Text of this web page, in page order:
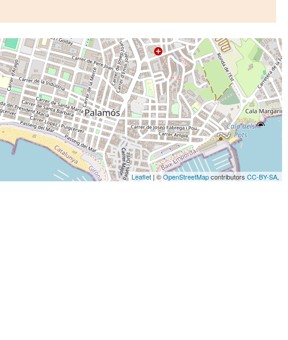
Leaflet | ©OpenStreetMapcontributors CC-BY-SA,